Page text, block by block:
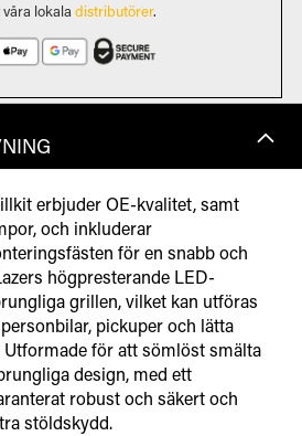
våra lokaladistributörer.
erbjuder OE-kvalitet, samt
och inkluderar
för en snabb och
högpresterande LED-
grillen, vilket kan utföras
pickuper och lätta
för att sömlöst smälta
design, med ett
robust och säkert och
stöldskydd.